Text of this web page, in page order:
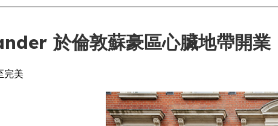
於倫敦蘇豪區心臟地帶開業
完美